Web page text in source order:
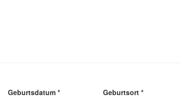
Geburtsdatum * Geburtsort *